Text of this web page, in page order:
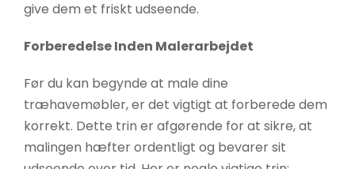
give dem et friskt udseende.
Forberedelse Inden Malerarbejdet
Før du kan begynde at male dine
træhavemøbler, er det vigtigt at forberede dem
korrekt. Dette trin er afgørende for at sikre, at
malingen hæfter ordentligt og bevarer sit